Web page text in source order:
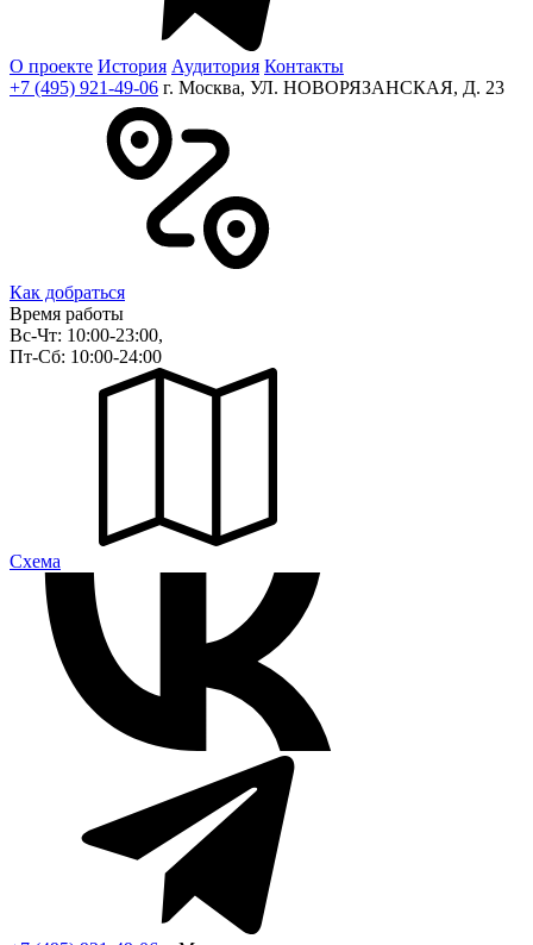
О проекте История Аудитория Контакты
+7 (495) 921-49-06 г. Москва, УЛ. НОВОРЯЗАНСКАЯ, Д. 23
Как добраться
Время работы
Вс-Чт: 10:00-23:00,
Пт-Сб: 10:00-24:00
Cхема